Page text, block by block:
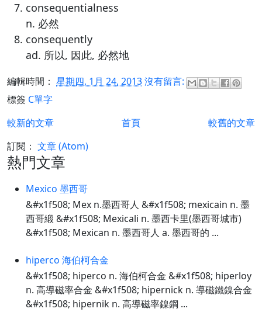
consequentialness
n. 必然
consequently
ad. 所以, 因此, 必然地
編輯時間： 星期四, 1月 24, 2013沒有留言:
標簽 C單字
較新的文章
較舊的文章
首頁
訂閱： 文章 (Atom)
熱門文章
Mexico 墨西哥
&#x1f508; Mex n.墨西哥人 &#x1f508; mexicain n. 墨
西哥緞 &#x1f508; Mexicali n. 墨西卡里(墨西哥城市)
&#x1f508; Mexican n. 墨西哥人 a. 墨西哥的 ...
hiperco 海伯柯合金
&#x1f508; hiperco n. 海伯柯合金 &#x1f508; hiperloy
n. 高導磁率合金 &#x1f508; hipernick n. 導磁鐵鎳合金
&#x1f508; hipernik n. 高導磁率鎳鋼 ...